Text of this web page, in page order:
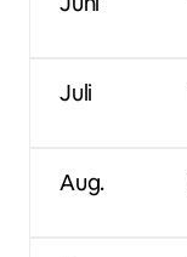
Juli
Aug.